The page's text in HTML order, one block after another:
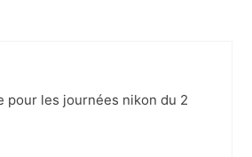
pour les journées nikon du 2